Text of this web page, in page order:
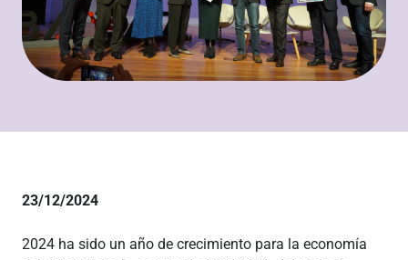
23/12/2024
2024 ha sido un año de crecimiento para la economía